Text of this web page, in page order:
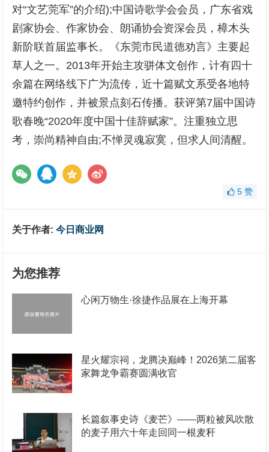
对“文艺莞军”的介绍);中国诗歌学会会员，广东省戏
剧家协会、作家协会、朗诵协会资深会员，樟木头
新阶联首届监事长。《东莞市民道德劝言》主要起
草人之一。2013年开始主攻骈体文创作，计有四十
余篇在网络线下广为流传，近十篇赋文系受各地特
邀特约创作，并被景点刻石传播。获评第7届中国诗
歌春晚“2020年度中国十佳辞赋家”。注重独立思
考，崇尚精神自由;不惮灵魂寂寞，但求人间清醒。
5 赞
关于作者:今日商业网
为您推荐
心闲万物生·徐捷作品展在上海开幕
星火耀宗祠，龙腾决巅峰！2026第二届客
家舞龙争霸赛圆满收官
长篇叙事史诗《麦芒》——两粒被风吹散
的麦子用六十年走回同一根麦秆